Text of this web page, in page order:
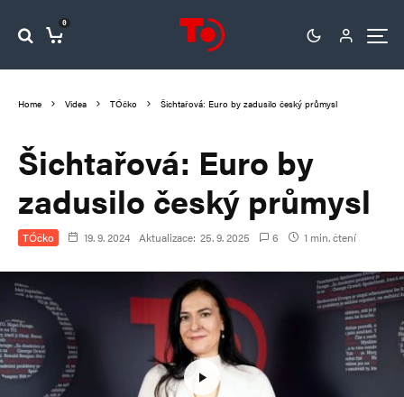
0
Home Videa TÓčko Šichtařová: Euro by zadusilo český průmysl
Šichtařová: Euro by
zadusilo český průmysl
TÓčko 19. 9. 2024 Aktualizace: 25. 9. 2025 6 1 min. čtení